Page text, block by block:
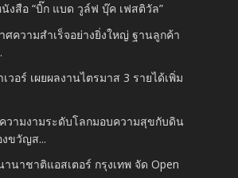
งสือ “บิ๊ก แบด วูล์ฟ บุ๊ค เฟสติวัล”
ศความสำเร็จอย่างยิ่งใหญ่ ฐานลูกค้า
เวอร์ เผยผลงานไตรมาส 3 รายได้เพิ่ม
วามงามระดับโลกมอบความสุขกับดิน
ขวัญส...
านาชาติแอสเตอร์ กรุงเทพ จัด Open